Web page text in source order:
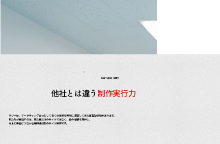
Our Speciality
他社とは違う 制作実行力
ラジャは、マーケティング会社として多くの事業を実際に運営してきた豊富な経験があります。
私たちが目指すのは、見た目だけのサイトではなく、真の価値を提供し、
売上と集客につながる目的達成型のサイト制作です。